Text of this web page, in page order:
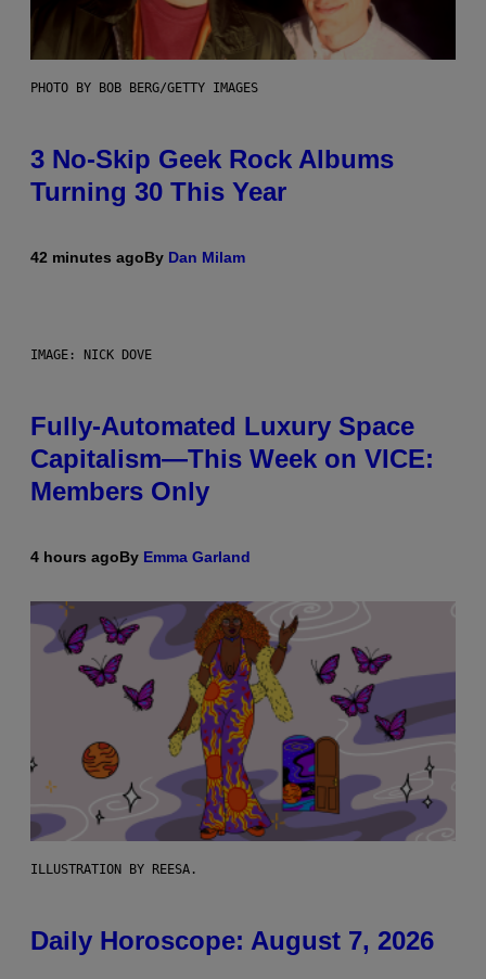
PHOTO BY BOB BERG/GETTY IMAGES
3 No-Skip Geek Rock Albums
Turning 30 This Year
42 minutes agoBy Dan Milam
IMAGE: NICK DOVE
Fully-Automated Luxury Space
Capitalism—This Week on VICE:
Members Only
4 hours agoBy Emma Garland
ILLUSTRATION BY REESA.
Daily Horoscope: August 7, 2026